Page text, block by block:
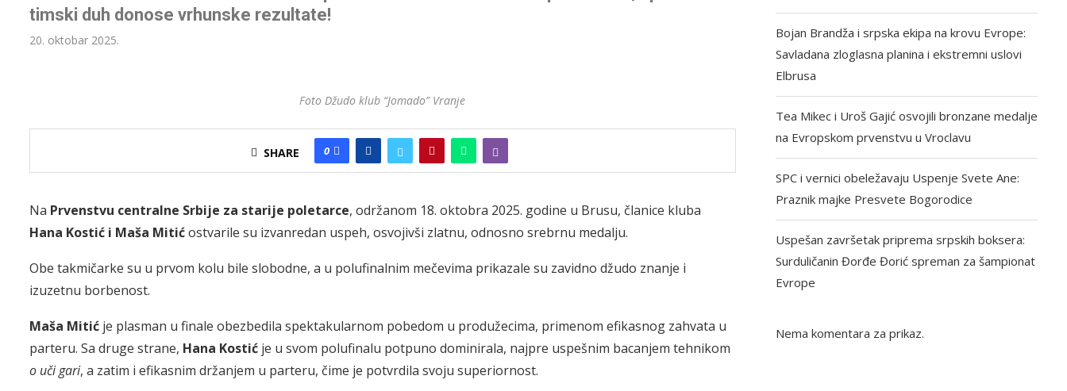
timski duh donose vrhunske rezultate!
20. oktobar 2025.
Foto Džudo klub “Jomado” Vranje
SHARE 0
Na Prvenstvu centralne Srbije za starije poletarce, održanom 18. oktobra 2025. godine u Brusu, članice kluba
Hana Kostić i Maša Mitićostvarile su izvanredan uspeh, osvojivši zlatnu, odnosno srebrnu medalju.
Obe takmičarke su u prvom kolu bile slobodne, a u polufinalnim mečevima prikazale su zavidno džudo znanje i
izuzetnu borbenost.
Maša Mitić je plasman u finale obezbedila spektakularnom pobedom u produžecima, primenom efikasnog zahvata u
parteru. Sa druge strane, Hana Kostić je u svom polufinalu potpuno dominirala, najpre uspešnim bacanjem tehnikom
o uči gari, a zatim i efikasnim držanjem u parteru, čime je potvrdila svoju superiornost.
Bojan Brandža i srpska ekipa na krovu Evrope:
Savladana zloglasna planina i ekstremni uslovi
Elbrusa
Tea Mikec i Uroš Gajić osvojili bronzane medalje
na Evropskom prvenstvu u Vroclavu
SPC i vernici obeležavaju Uspenje Svete Ane:
Praznik majke Presvete Bogorodice
Uspešan završetak priprema srpskih boksera:
Surduličanin Đorđe Đorić spreman za šampionat
Evrope
Nema komentara za prikaz.